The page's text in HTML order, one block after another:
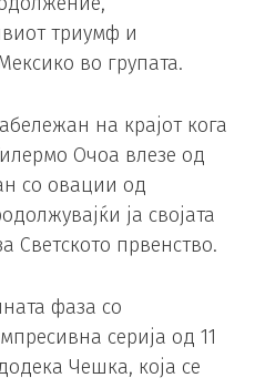
триумф и
во групата.
на крајот кога
Очоа влезе од
со овации од
ја својата
Светското првенство.
фаза со
серија од 11
Чешка, која се